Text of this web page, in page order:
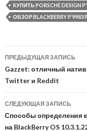
КУПИТЬ PORSCHE DESIGN
ОБЗОР BLACKBERRY P’9983
Навигация
по
записям
ПРЕДЫДУЩАЯ ЗАПИСЬ
Gazzet: отличный
Twitter и Reddit
СЛЕДУЮЩАЯ ЗАПИСЬ
Способы определения
на BlackBerry OS